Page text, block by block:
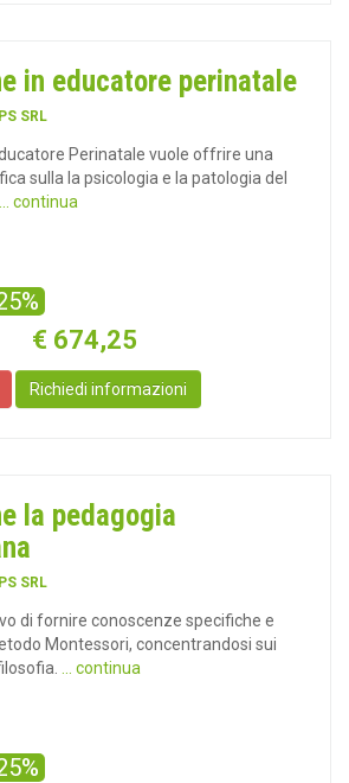
in educatore perinatale
SRL
Perinatale vuole offrire una
sulla la psicologia e la patologia del
... continua
€ 674,25
Richiedi informazioni
la pedagogia
SRL
di fornire conoscenze specifiche e
Montessori, concentrandosi sui
... continua